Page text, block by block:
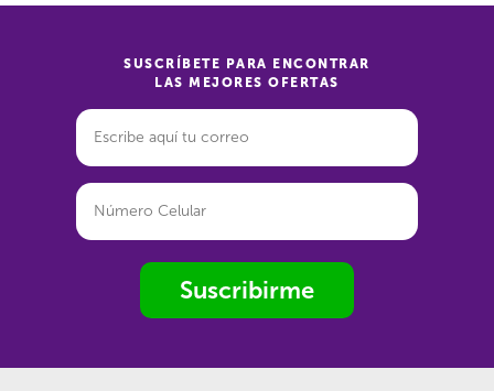
SUSCRÍBETE PARA ENCONTRAR
LAS MEJORES OFERTAS
Suscribirme